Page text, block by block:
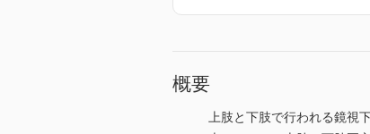
概要
上肢と下肢で行われる鏡視